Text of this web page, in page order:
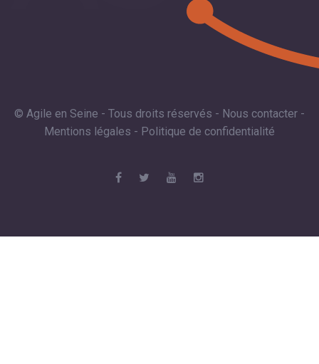
© Agile en Seine - Tous droits réservés - Nous contacter -
Mentions légales - Politique de confidentialité